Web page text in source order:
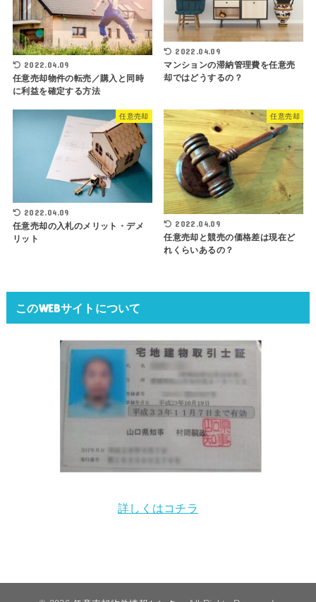
2022.04.09
任意売却物件の転売／購入と同時
に利益を確定する方法
2022.04.09
マンションの滞納管理費を任意売
却ではどうするの？
任意売却
2022.04.09
任意売却の入札のメリット・デメ
リット
任意売却
2022.04.09
任意売却と競売の価格差は現在ど
れくらいあるの？
このWEBサイトについて
詳しくはコチラ